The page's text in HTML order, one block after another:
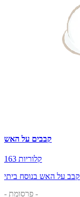
קבבים על האש
163 קלוריות
קבב על האש בנוסח ביתי
- פרסומת -